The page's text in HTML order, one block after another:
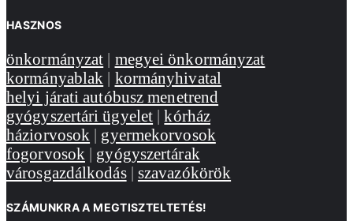
HASZNOS
önkormányzat | megyei önkormányzat
kormányablak | kormányhivatal
helyi járati autóbusz menetrend
gyógyszertári ügyelet |kórház
háziorvosok | gyermekorvosok
fogorvosok | gyógyszertárak
városgazdálkodás| szavazókörök
SZÁMUNKRA A MEGTISZTELTETÉS!